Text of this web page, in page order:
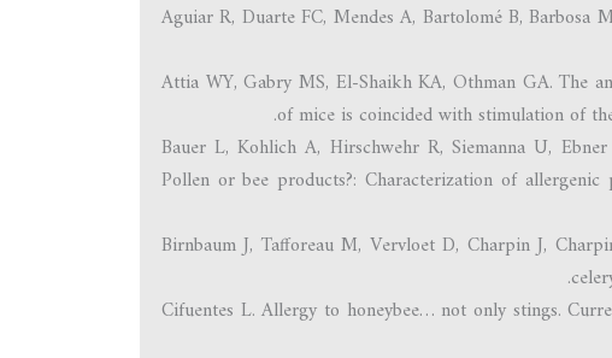
Aguiar R, Duarte FC, Mendes A, Bartolomé B, Barbosa
Attia WY, Gabry MS, El-Shaikh KA, Othman GA. The
of mice is coincided with stimulation of
Bauer L, Kohlich A, Hirschwehr R, Siemanna U,
Pollen or bee products?: Characterization of
Birnbaum J, Tafforeau M, Vervloet D, Charpin J,
Cifuentes L. Allergy to honeybee… not only stings.